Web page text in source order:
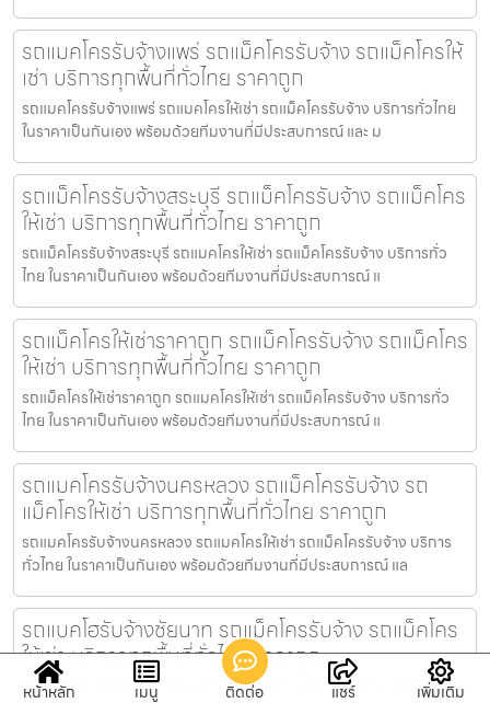
รถแมคโครรับจ้างแพร่ รถแม็คโครรับจ้าง รถแม็คโครให้
เช่า บริการทุกพื้นที่ทั่วไทย ราคาถูก
รถแมคโครรับจ้างแพร่ รถแมคโครให้เช่า รถแม็คโครรับจ้าง บริการทั่วไทย
ในราคาเป็นกันเอง พร้อมด้วยทีมงานที่มีประสบการณ์ และ ม
รถแม็คโครรับจ้างสระบุรี รถแม็คโครรับจ้าง รถแม็คโคร
ให้เช่า บริการทุกพื้นที่ทั่วไทย ราคาถูก
รถแม็คโครรับจ้างสระบุรี รถแมคโครให้เช่า รถแม็คโครรับจ้าง บริการทั่ว
ไทย ในราคาเป็นกันเอง พร้อมด้วยทีมงานที่มีประสบการณ์ แ
รถแม็คโครให้เช่าราคาถูก รถแม็คโครรับจ้าง รถแม็คโคร
ให้เช่า บริการทุกพื้นที่ทั่วไทย ราคาถูก
รถแม็คโครให้เช่าราคาถูก รถแมคโครให้เช่า รถแม็คโครรับจ้าง บริการทั่ว
ไทย ในราคาเป็นกันเอง พร้อมด้วยทีมงานที่มีประสบการณ์ แ
รถแมคโครรับจ้างนครหลวง รถแม็คโครรับจ้าง รถ
แม็คโครให้เช่า บริการทุกพื้นที่ทั่วไทย ราคาถูก
รถแมคโครรับจ้างนครหลวง รถแมคโครให้เช่า รถแม็คโครรับจ้าง บริการ
ทั่วไทย ในราคาเป็นกันเอง พร้อมด้วยทีมงานที่มีประสบการณ์ แล
รถแบคโฮรับจ้างชัยนาท รถแม็คโครรับจ้าง รถแม็คโคร
ให้เช่า บริการทุกพื้นที่ทั่วไทย ราคาถูก
รถแบคโฮรับจ้างชัยนาท รถแมคโครให้เช่า รถแม็คโครรับจ้าง บริการทั่วไทย
หน้าหลัก เมนู ติดต่อ แชร์ เพิ่มเติม